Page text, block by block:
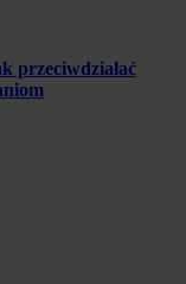
przeciwdziałać